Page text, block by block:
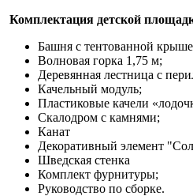
Комплектация детской
Башня с тентованной
Волновая горка 1,75 м;
Деревянная лестница с
Качельный модуль;
Пластиковые качели
Скалодром с камнями;
Канат
Декоративный элемент
Шведская стенка
Комплект фурнитуры;
Руководство по сборке.